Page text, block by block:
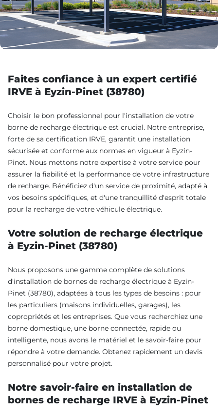
Faites confiance à un expert certifié
IRVE à Eyzin-Pinet (38780)
Choisir le bon professionnel pour l'installation de votre
borne de recharge électrique est crucial. Notre entreprise,
forte de sa certification IRVE, garantit une installation
sécurisée et conforme aux normes en vigueur à Eyzin-
Pinet. Nous mettons notre expertise à votre service pour
assurer la fiabilité et la performance de votre infrastructure
de recharge. Bénéficiez d'un service de proximité, adapté à
vos besoins spécifiques, et d'une tranquillité d'esprit totale
pour la recharge de votre véhicule électrique.
Votre solution de recharge électrique
à Eyzin-Pinet (38780)
Nous proposons une gamme complète de solutions
d'installation de bornes de recharge électrique à Eyzin-
Pinet (38780), adaptées à tous les types de besoins : pour
les particuliers (maisons individuelles, garages), les
copropriétés et les entreprises. Que vous recherchiez une
borne domestique, une borne connectée, rapide ou
intelligente, nous avons le matériel et le savoir-faire pour
répondre à votre demande. Obtenez rapidement un devis
personnalisé pour votre projet.
Notre savoir-faire en installation de
bornes de recharge IRVE à Eyzin-Pinet